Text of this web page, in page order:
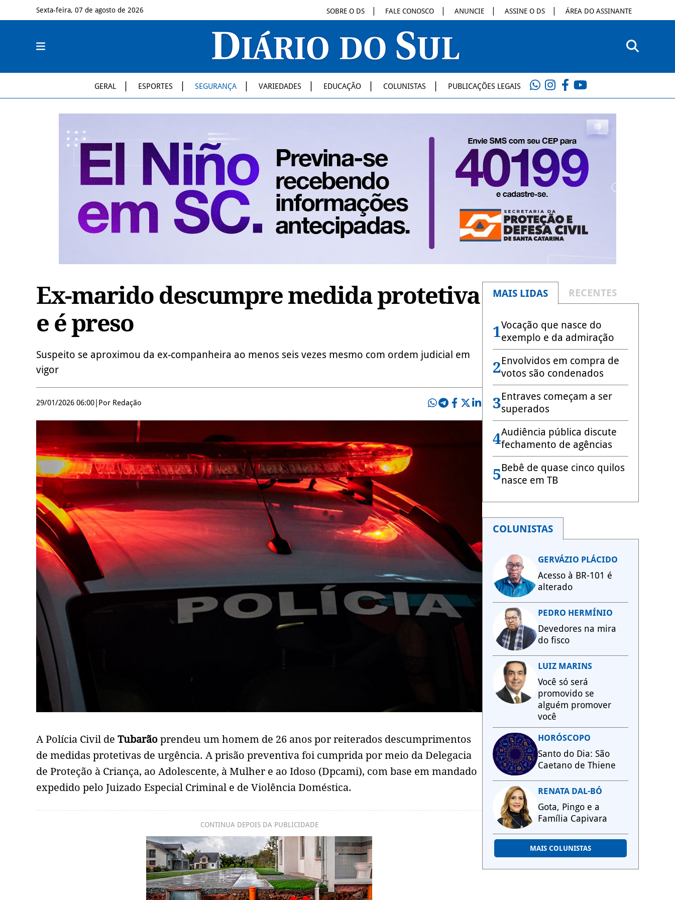
Sexta-feira, 07 de agosto de 2026 SOBRE O DS FALE CONOSCO ANUNCIE ASSINE O DS ÁREA DO ASSINANTE
GERAL ESPORTES SEGURANÇA VARIEDADES EDUCAÇÃO COLUNISTAS PUBLICAÇÕES LEGAIS
Ex-marido descumpre medida protetiva
e é preso
Suspeito se aproximou da ex-companheira ao menos seis vezes mesmo com ordem judicial em
vigor
29/01/2026 06:00 Por Redação
A Polícia Civil de Tubarão prendeu um homem de 26 anos por reiterados descumprimentos
de medidas protetivas de urgência. A prisão preventiva foi cumprida por meio da Delegacia
de Proteção à Criança, ao Adolescente, à Mulher e ao Idoso (Dpcami), com base em mandado
expedido pelo Juizado Especial Criminal e de Violência Doméstica.
CONTINUA DEPOIS DA PUBLICIDADE
MAIS LIDAS RECENTES
1Vocação que nasce do
exemplo e da admiração
2Envolvidos em compra de
votos são condenados
3Entraves começam a ser
superados
4Audiência pública discute
fechamento de agências
5Bebê de quase cinco quilos
nasce em TB
COLUNISTAS
GERVÁZIO PLÁCIDO
Acesso à BR-101 é
alterado
PEDRO HERMÍNIO
Devedores na mira
do fisco
LUIZ MARINS
Você só será
promovido se
alguém promover
você
HORÓSCOPO
Santo do Dia: São
Caetano de Thiene
RENATA DAL-BÓ
Gota, Pingo e a
Família Capivara
MAIS COLUNISTAS